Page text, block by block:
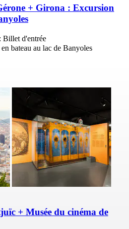
+ Girona : Excursion
Billet d'entrée
bateau au lac de Banyoles
+ Musée du cinéma de